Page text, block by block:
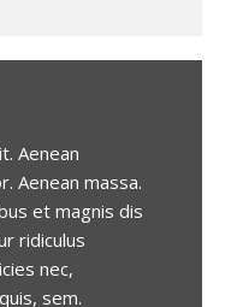
Aenean
Aenean massa.
et magnis dis
ridiculus
nec,
quis, sem.